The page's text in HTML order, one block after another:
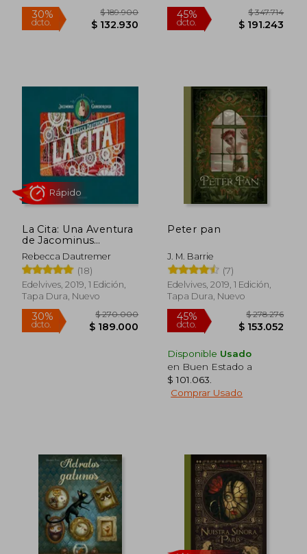
30%
dcto.
$ 189.900
Rápido
45%
dcto.
La Cita: Una Aventura
de Jacominus
Gainsborough
Rebecca Dautremer
(18)
Edelvives, 2019, 1 Edición,
Tapa Dura, Nuevo
Peter pan
J. M. Barrie
(7)
Edelvives, 2019, 1 Edición,
Tapa Dura, Nuevo
Disponible Usado
en Buen Estado a
$ 101.063
Comprar Usado